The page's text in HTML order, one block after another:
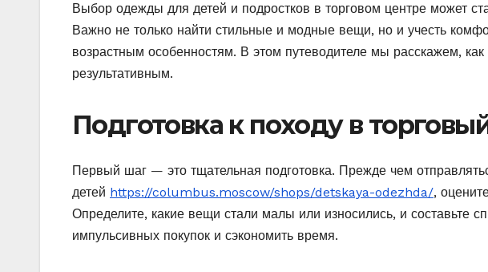
Выбор одежды для детей и подростков в торговом центре может
Важно не только найти стильные и модные вещи, но и учесть
возрастным особенностям. В этом путеводителе мы расскажем,
результативным.
Подготовка к походу в
Первый шаг — это тщательная подготовка. Прежде чем
детей https://columbus.moscow/shops/detskaya-odezhda/,
Определите, какие вещи стали малы или износились, и составьте
импульсивных покупок и сэкономить время.